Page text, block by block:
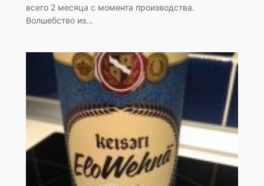
всего 2 месяца с момента производства.
Волшебство из…